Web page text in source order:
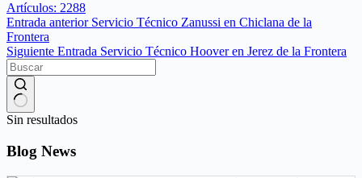
Artículos: 2288
Entrada anterior Servicio Técnico Zanussi en Chiclana de la
Frontera
Siguiente Entrada Servicio Técnico Hoover en Jerez de la Frontera
Sin resultados
Blog News